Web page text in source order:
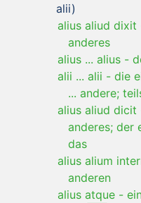
alii)
alius aliud dixit
anderes
alius ... alius -
alii ... alii - die
... andere;
alius aliud dicit
anderes; der
das
alius alium
anderen
alius atque -